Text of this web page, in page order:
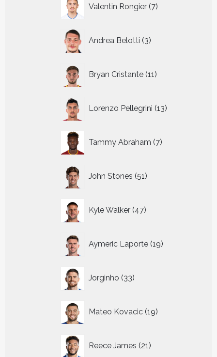
Valentin Rongier 7
producten
Andrea Belotti 3
producten
Bryan Cristante 11
producten
Lorenzo Pellegrini 13
producten
Tammy Abraham 7
producten
John Stones 51
producten
Kyle Walker 47
producten
Aymeric Laporte 19
producten
Jorginho 33
producten
Mateo Kovacic 19
producten
Reece James 21
producten